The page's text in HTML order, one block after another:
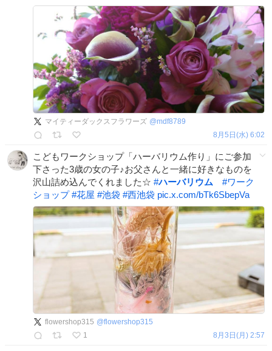
マイティーダックスフラワーズ @mdf8789
8月5日(水) 6:02
こどもワークショップ「ハーバリウム作り」にご参加
下さった3歳の女の子♪お父さんと一緒に好きなものを
沢山詰め込んでくれました☆ #ハーバリウム #ワーク
ショップ #花屋 #池袋 #西池袋 pic.x.com/bTk6SbepVa
flowershop315 @flowershop315
1
8月3日(月) 2:57